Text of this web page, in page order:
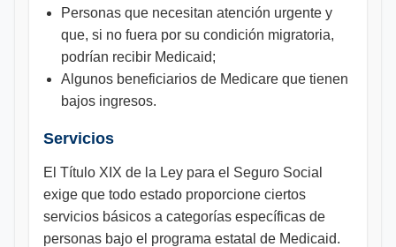
Personas que necesitan atención urgente y
que, si no fuera por su condición migratoria,
podrían recibir Medicaid;
Algunos beneficiarios de Medicare que tienen
bajos ingresos.
Servicios
El Título XIX de la Ley para el Seguro Social
exige que todo estado proporcione ciertos
servicios básicos a categorías específicas de
personas bajo el programa estatal de Medicaid.